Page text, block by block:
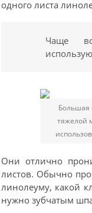
одного листа
Чаще
тяжелой
Они отлично
листов. Обычно
линолеуму, какой
нужно зубчатым